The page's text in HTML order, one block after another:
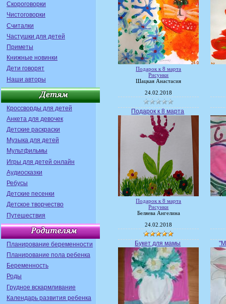
Скороговорки
Чистоговорки
Считалки
Частушки для детей
Приметы
Книжные новинки
Дети говорят
Наши авторы
Кроссворды для детей
Анкета для девочек
Детские раскраски
Музыка для детей
Мультфильмы
Игры для детей онлайн
Аудиосказки
Ребусы
Детские песенки
Детское творчество
Путешествия
Планирование беременности
Планирование пола ребенка
Беременность
Роды
Грудное вскармливание
Календарь развития ребенка
Подарок к 8 марта
Рисунки
Шацкая Анастасия
24.02.2018
Подарок к 8 марта
Подарок к 8 марта
Рисунки
Беляева Ангелина
24.02.2018
Букет для мамы